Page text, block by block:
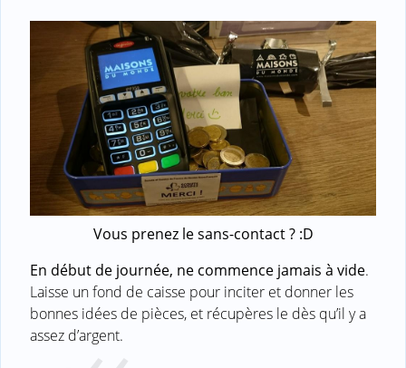
Vous prenez le sans-contact ? :D
En début de journée, ne commence jamais à vide.
Laisse un fond de caisse pour inciter et donner les
bonnes idées de pièces, et récupères le dès qu’il y a
assez d’argent.